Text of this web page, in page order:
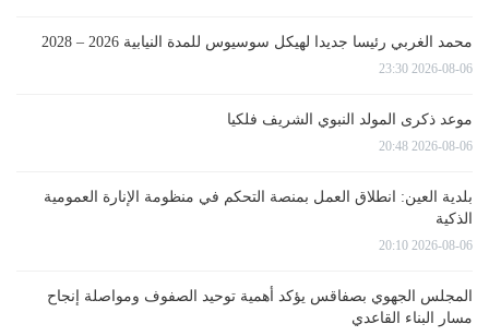
محمد الغربي رئيسا جديدا لهيكل سوسيوس للمدة النيابية 2026 – 2028
2026-08-06 23:30
موعد ذكرى المولد النبوي الشريف فلكيا
2026-08-06 20:48
بلدية العين: انطلاق العمل بمنصة التحكم في منظومة الإنارة العمومية
الذكية
2026-08-06 20:10
المجلس الجهوي بصفاقس يؤكد أهمية توحيد الصفوف ومواصلة إنجاح
مسار البناء القاعدي